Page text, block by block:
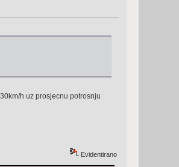
h uz prosjecnu potrosnju
Evidentirano